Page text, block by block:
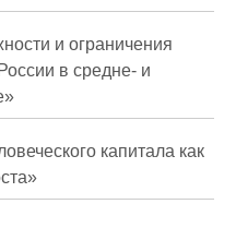
и ограничения
в средне- и
капитала как